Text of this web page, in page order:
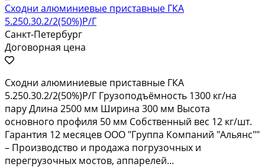
Сходни алюминиевые приставные ГКА
5.250.30.2/2(50%)Р/Г
Санкт-Петербург
Договорная цена
Сходни алюминиевые приставные ГКА
5.250.30.2/2(50%)Р/Г Грузоподъёмность 1300 кг/на
пару Длина 2500 мм Ширина 300 мм Высота
основного профиля 50 мм Собственный вес 12 кг/шт.
Гарантия 12 месяцев ООО "Группа Компаний "Альянс""
– Производство и продажа погрузочных и
перегрузочных мостов, аппарелей...